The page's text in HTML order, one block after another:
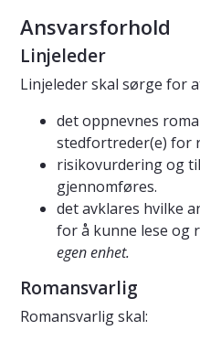
Ansvarsforhold
Linjeleder
Linjeleder skal sørge for
det oppnevnes
stedfortreder(e) for
risikovurdering og
gjennomføres.
det avklares hvilke
for å kunne lese og
egen enhet.
Romansvarlig
Romansvarlig skal: